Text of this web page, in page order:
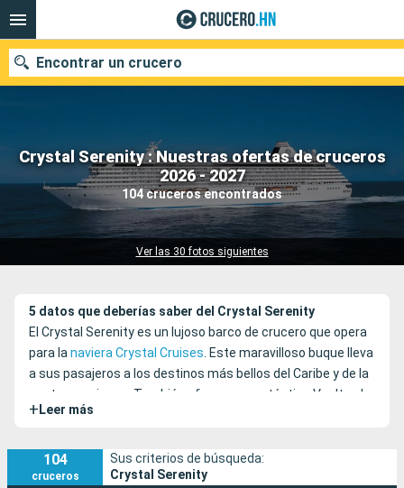
Crystal Serenity : Nuestras ofertas de cruceros
2026 - 2027
104 cruceros encontrados
Ver las 30 fotos siguientes
Encontrar un crucero
Nuestros destinos
Fecha de salida
5 datos que deberías saber del Crystal Serenity
El Crystal Serenity es un lujoso barco de crucero que opera
para lanaviera Crystal Cruises. Este maravilloso buque lleva
a sus pasajeros a los destinos más bellos del Caribe y de la
costa americana. También ofrece una auténtica Vuelta al
Mundo.
+ Leer más
104
cruceros
Sus criterios de búsqueda:
Crystal Serenity